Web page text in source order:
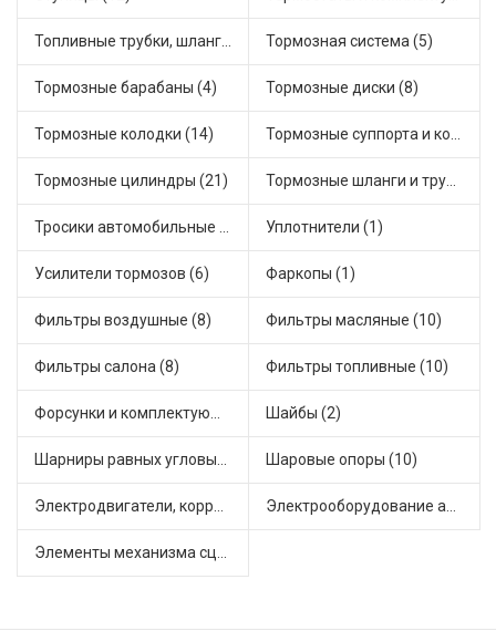
Топливные трубки, шланги, магистрали и рампы (2) Тормозная система (5)
Тормозные барабаны (4) Тормозные диски (8)
Тормозные колодки (14) Тормозные суппорта и комплектующие (4)
Тормозные цилиндры (21) Тормозные шланги и трубки (7)
Тросики автомобильные (9) Уплотнители (1)
Усилители тормозов (6) Фаркопы (1)
Фильтры воздушные (8) Фильтры масляные (10)
Фильтры салона (8) Фильтры топливные (10)
Форсунки и комплектующие (3) Шайбы (2)
Шарниры равных угловых скоростей, приводные валы (8) Шаровые опоры (10)
Электродвигатели, корректоры и приводы автомобильн (25) Электрооборудование автомобилей (12)
Элементы механизма сцепления (38)